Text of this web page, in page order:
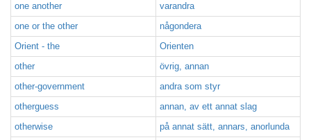
one another
varandra
one or the other
någondera
Orient - the
Orienten
other
övrig, annan
other-government
andra som styr
otherguess
annan, av ett annat slag
otherwise
på annat sätt, annars, anorlunda